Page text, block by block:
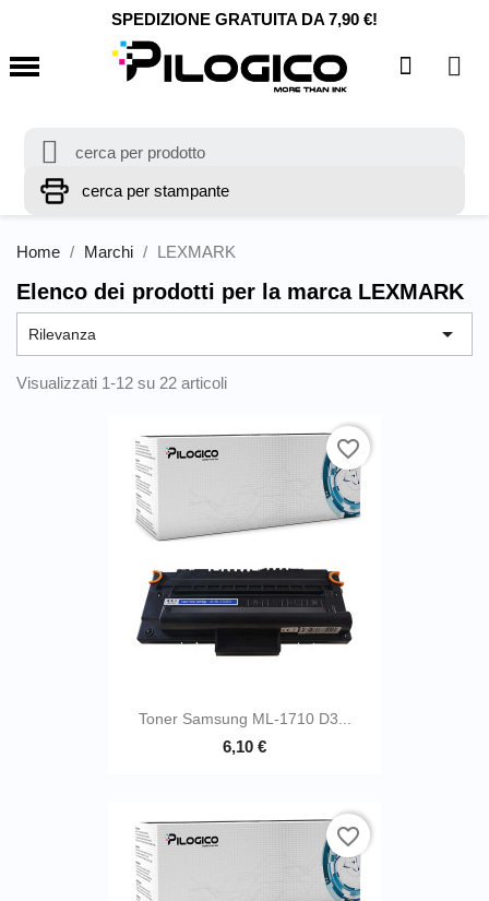
SPEDIZIONE GRATUITA DA 7,90 €!
Home Marchi LEXMARK
Elenco dei prodotti per la marca LEXMARK
Rilevanza 
Visualizzati 1-12 su 22 articoli
Toner Samsung ML-1710 D3...
6,10 €
favorite_border
favorite_border